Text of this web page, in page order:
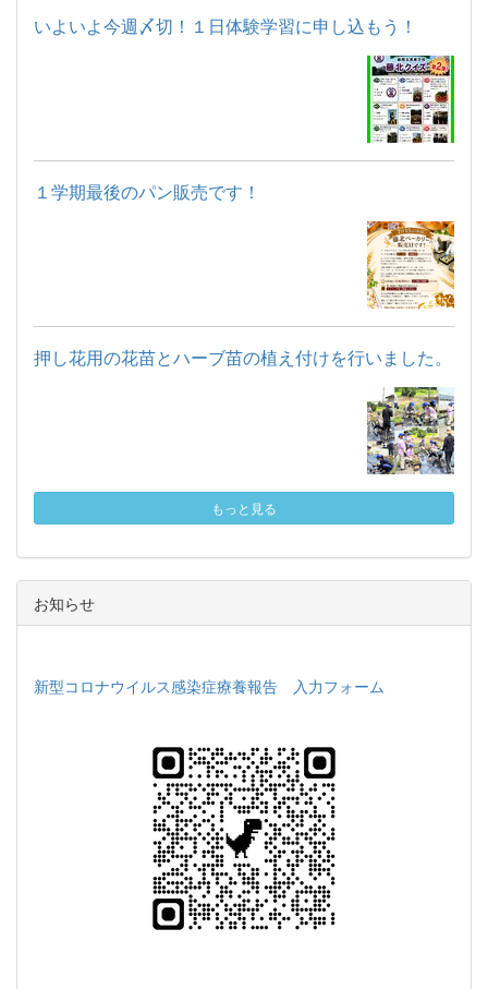
いよいよ今週〆切！１日体験学習に申し込もう！
１学期最後のパン販売です！
押し花用の花苗とハーブ苗の植え付けを行いました。
もっと見る
お知らせ
新型コロナウイルス感染症療養報告 入力フォーム